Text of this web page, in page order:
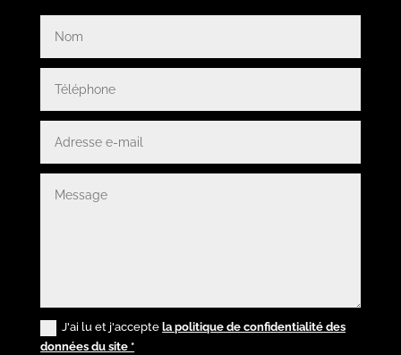
J'ai lu et j'acceptela politique de confidentialité des
données du site *